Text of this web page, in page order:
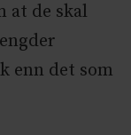
at de skal
enn det som